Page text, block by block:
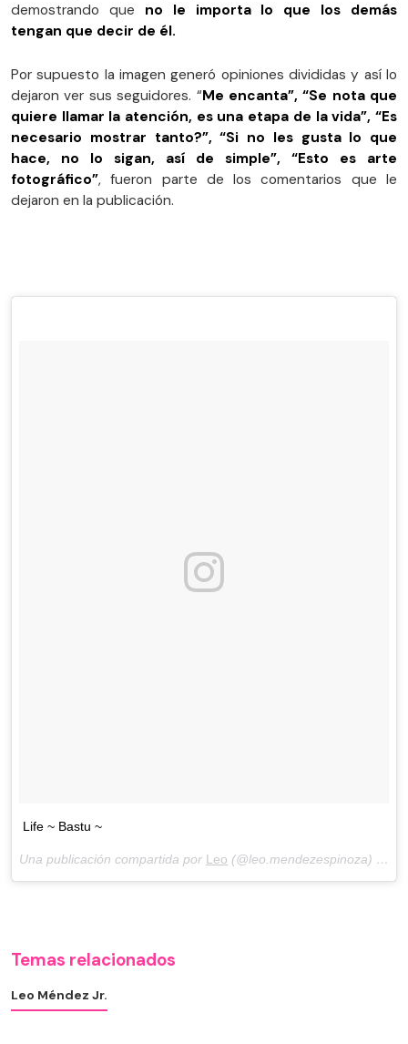
demostrando que no le importa lo que los demás
tengan que decir de él.
Por supuesto la imagen generó opiniones divididas y así lo
dejaron ver sus seguidores. “Me encanta”, “Se nota que
quiere llamar la atención, es una etapa de la vida”, “Es
necesario mostrar tanto?”, “Si no les gusta lo que
hace, no lo sigan, así de simple”, “Esto es arte
fotográfico”, fueron parte de los comentarios que le
dejaron en la publicación.
Life ~ Bastu ~
Una publicación compartida por Leo (@leo.mendezespinoza) el
Temas relacionados
Leo Méndez Jr.